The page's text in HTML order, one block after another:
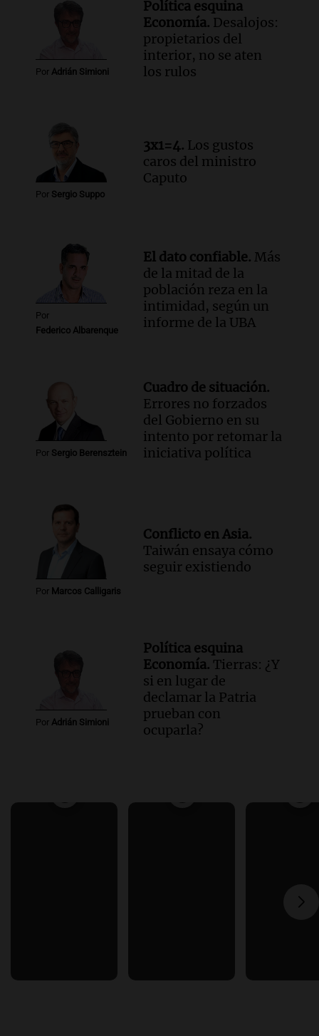
Episodios
Audio. Luciano Cáceres llega a Córdoba a
presentar “Paraíso”, una obra que
cuestiona certezas masculinas
Amamos Argentina
Por Adrián Simioni
Política esquina
Economía. Desalojos:
propietarios del
interior, no se aten
los rulos
Por Sergio Suppo
3x1=4. Los gustos
caros del ministro
Caputo
Por
Federico Albarenque
El dato confiable. Más
de la mitad de la
población reza en la
intimidad, según un
informe de la UBA
Por Sergio Berensztein
Cuadro de situación.
Errores no forzados
del Gobierno en su
intento por retomar la
iniciativa política
Por Marcos Calligaris
Conflicto en Asia.
Taiwán ensaya cómo
seguir existiendo
Por Adrián Simioni
Política esquina
Economía. Tierras: ¿Y
si en lugar de
declamar la Patria
prueban con
ocuparla?